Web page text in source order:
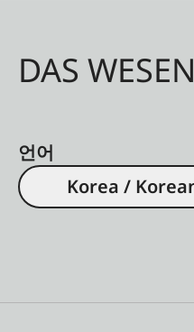
DAS
언어
Korea /